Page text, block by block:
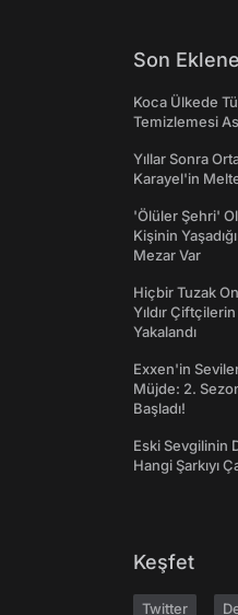
Son
Koca Ülkede
Temizlemesi
Yıllar Sonra
Karayel'in
'Ölüler Şehri'
Kişinin
Mezar Var
Hiçbir Tuzak
Yıldır
Yakalandı
Exxen'in
Müjde: 2.
Başladı!
Eski Sevgilinin
Hangi Şarkıyı
Keşfet
Twitter